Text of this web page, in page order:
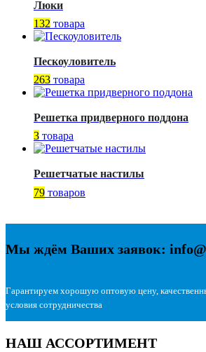
Люки
132 товара
Пескоуловитель
263 товара
Решетка придверного поддона
3 товара
Решетчатые настилы
79 товаров
Мы ждём Ваших заявок:
Гарантируем хорошую оптовую цену,
условия сотрудничества
НАШ АССОРТИМЕНТ